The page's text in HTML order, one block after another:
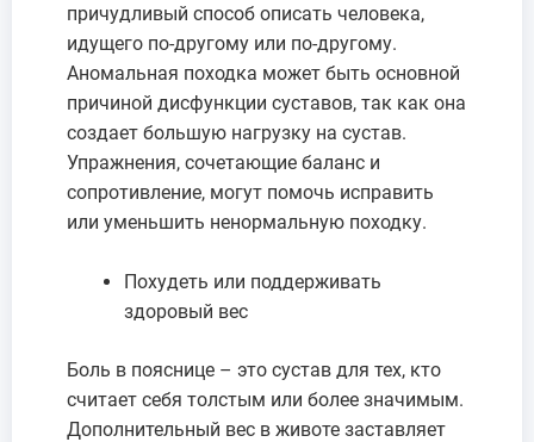
причудливый способ описать человека,
идущего по-другому или по-другому.
Аномальная походка может быть основной
причиной дисфункции суставов, так как она
создает большую нагрузку на сустав.
Упражнения, сочетающие баланс и
сопротивление, могут помочь исправить
или уменьшить ненормальную походку.
Похудеть или поддерживать
здоровый вес
Боль в пояснице – это сустав для тех, кто
считает себя толстым или более значимым.
Дополнительный вес в животе заставляет